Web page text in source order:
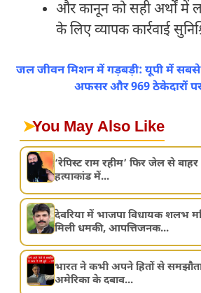
और कानून को सही अर्थों में
के लिए व्यापक कार्रवाई
जल जीवन मिशन में गड़बड़ी: यूपी में सबसे
अफसर और 969 ठेकेदारों पर
➤You May Also Like
‘रेपिस्ट राम रहीम’ फिर जेल से
हत्याकांड में...
देवरिया में भाजपा विधायक शलभ
मिली धमकी, आपत्तिजनक...
भारत ने कभी अपने हितों से
अमेरिका के दबाव...